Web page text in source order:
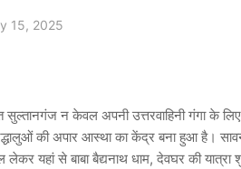
15, 2025
न केवल अपनी उत्तरवाहिनी गंगा के लिए
की अपार आस्था का केंद्र बना हुआ है।
यहां से बाबा बैद्यनाथ धाम, देवघर की